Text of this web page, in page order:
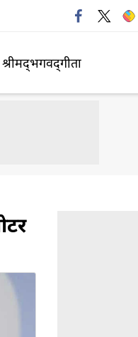
श्रीमद्‍भगवद्‍गीता